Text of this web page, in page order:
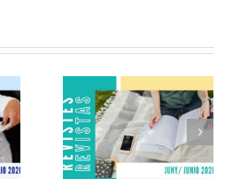
Revistes
juny 2026